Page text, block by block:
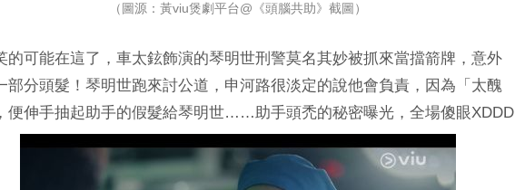
（圖源：黃viu煲劇平台@《頭腦共助》截圖）
的可能在這了，車太鉉飾演的琴明世刑警莫名其妙被抓來當擋箭牌，意外
部分頭髮！琴明世跑來討公道，申河路很淡定的說他會負責，因為「太醜
便伸手抽起助手的假髮給琴明世……助手頭禿的秘密曝光，全場傻眼XDDD